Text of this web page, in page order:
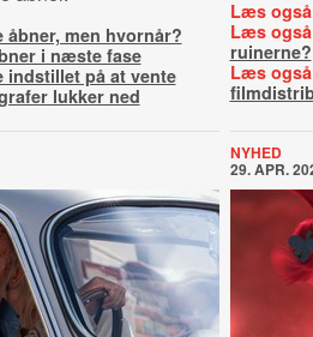
åbner, men hvornår?
i næste fase
indstillet på at vente
lukker ned
Læs
Læs
ruinerne?
Læs
NYHED
29. APR.